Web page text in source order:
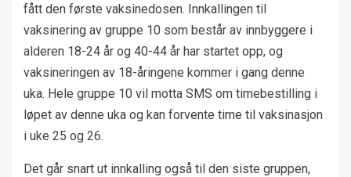
fått den første vaksinedosen. Innkallingen til
vaksinering av gruppe 10 som består av innbyggere i
alderen 18-24 år og 40-44 år har startet opp, og
vaksineringen av 18-åringene kommer i gang denne
uka. Hele gruppe 10 vil motta SMS om timebestilling i
løpet av denne uka og kan forvente time til vaksinasjon
i uke 25 og 26.
Det går snart ut innkalling også til den siste gruppen,